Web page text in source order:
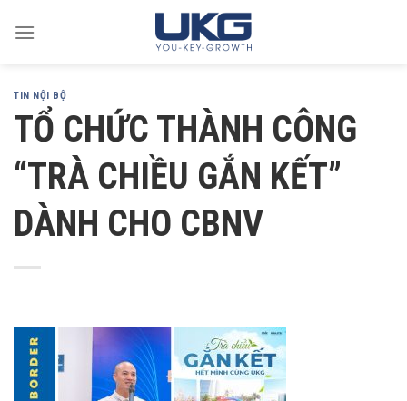
TIN NỘI BỘ
TỔ CHỨC THÀNH CÔNG
“TRÀ CHIỀU GẮN KẾT”
DÀNH CHO CBNV